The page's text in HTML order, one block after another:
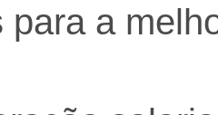
para a